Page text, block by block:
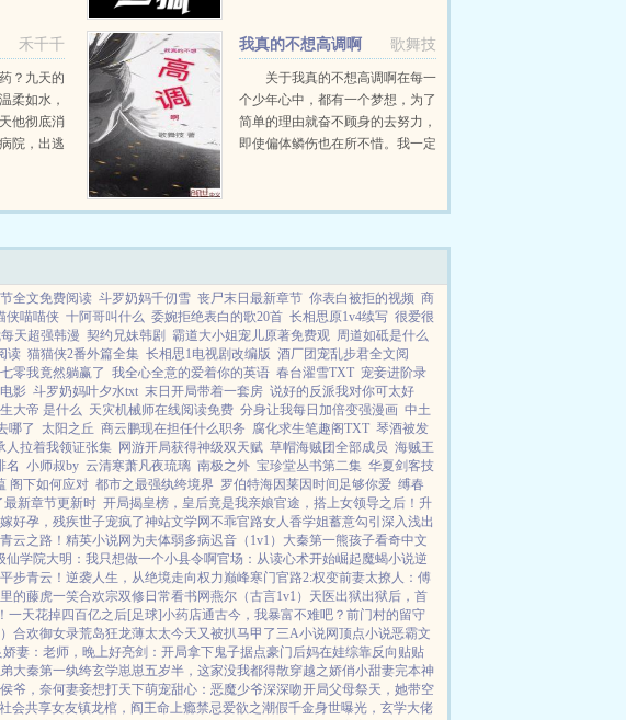
禾千千
？九天的
柔如水，
他彻底消
院，出逃
入怀宝，
歌舞技
我真的不想高调啊
关于我真的不想高调啊在每一
个少年心中，都有一个梦想，为了
简单的理由就奋不顾身的去努力，
即使偏体鳞伤也在所不惜。我一定
全文免费阅读 斗罗奶妈千仞雪 丧尸末日最新章节 你表白被拒的视频 商
侠喵喵侠 十阿哥叫什么 委婉拒绝表白的歌20首 长相思原1v4续写 很爱很
天超强韩漫 契约兄妹韩剧 霸道大小姐宠儿原著免费观 周道如砥是什么
读 猫猫侠2番外篇全集 长相思1电视剧改编版 酒厂团宠乱步君全文阅
零我竟然躺赢了 我全心全意的爱着你的英语 春台濯雪TXT 宠妾进阶录
影 斗罗奶妈叶夕水txt 末日开局带着一套房 说好的反派我对你可太好
大帝 是什么 天灾机械师在线阅读免费 分身让我每日加倍变强漫画 中土
哪了 太阳之丘 商云鹏现在担任什么职务 腐化求生笔趣阁TXT 琴酒被发
人拉着我领证张集 网游开局获得神级双天赋 草帽海贼团全部成员 海贼王
名 小师叔by 云清寒萧凡夜琉璃 南极之外 宝珍堂丛书第二集 华夏剑客技
阁下如何应对 都市之最强纨绔境界 罗伯特海因莱因时间足够你爱 缚春
最新章节更新时 开局揭皇榜，皇后竟是我亲娘官途，搭上女领导之后！ 升
好孕，残疾世子宠疯了神站文学网不乖官路女人香学姐蓄意勾引 深入浅出
云之路！ 精英小说网 为夫体弱多病迟音（1v1） 大秦第一熊孩子看奇中文
仙学院大明：我只想做一个小县令啊官场：从读心术开始崛起魔蝎小说逆
步青云！ 逆袭人生，从绝境走向权力巅峰寒门官路2:权变前妻太撩人：傅
的藤虎一笑合欢宗双修日常看书网燕尔（古言1v1） 天医出狱出狱后，首
一天花掉四百亿之后[足球]小药店通古今，我暴富不难吧？ 前门村的留守
合欢御女录荒岛狂龙薄太太今天又被扒马甲了 三A小说网顶点小说恶霸文
娇妻：老师，晚上好亮剑：开局拿下鬼子据点豪门后妈在娃综靠反向贴贴
大秦第一纨绔玄学崽崽五岁半，这家没我都得散穿越之娇俏小甜妻完本神
爷，奈何妻妾想打天下萌宠甜心：恶魔少爷深深吻开局父母祭天，她带空
会共享女友镇龙棺，阎王命上瘾禁忌爱欲之潮假千金身世曝光，玄学大佬